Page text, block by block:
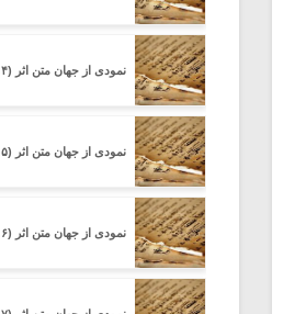
نمودی از جهان متن اثر (۱۴)
نمودی از جهان متن اثر (۱۵)
نمودی از جهان متن اثر (۱۶)